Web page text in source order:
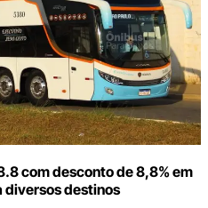
com desconto de 8,8% em
diversos destinos